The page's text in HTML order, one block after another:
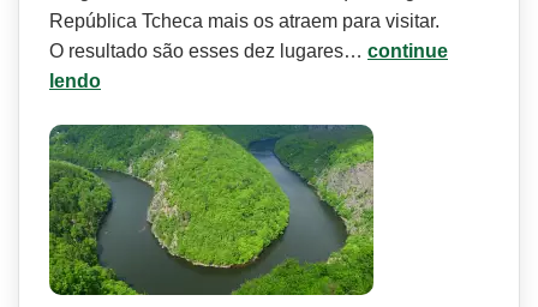
República Tcheca mais os atraem para visitar.
O resultado são esses dez lugares… continue
lendo